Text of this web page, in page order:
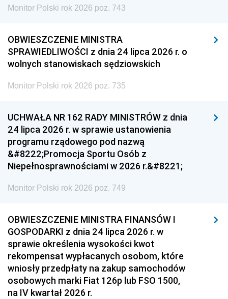
Monitor Polski rok 2026 poz. 743
OBWIESZCZENIE MINISTRA
SPRAWIEDLIWOŚCI z dnia 24 lipca 2026 r. o
wolnych stanowiskach sędziowskich
Monitor Polski rok 2026 poz. 735
UCHWAŁA NR 162 RADY MINISTRÓW z dnia
24 lipca 2026 r. w sprawie ustanowienia
programu rządowego pod nazwą
&#8222;Promocja Sportu Osób z
Niepełnosprawnościami w 2026 r.&#8221;
Monitor Polski rok 2026 poz. 749
OBWIESZCZENIE MINISTRA FINANSÓW I
GOSPODARKI z dnia 24 lipca 2026 r. w
sprawie określenia wysokości kwot
rekompensat wypłacanych osobom, które
wniosły przedpłaty na zakup samochodów
osobowych marki Fiat 126p lub FSO 1500,
na IV kwartał 2026 r.